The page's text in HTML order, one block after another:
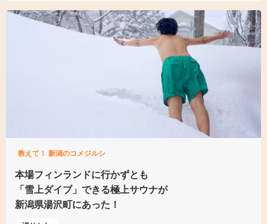
教えて！ 新潟のコメジルシ
本場フィンランドに行かずとも
「雪上ダイブ」できる極上サウナが
新潟県湯沢町にあった！